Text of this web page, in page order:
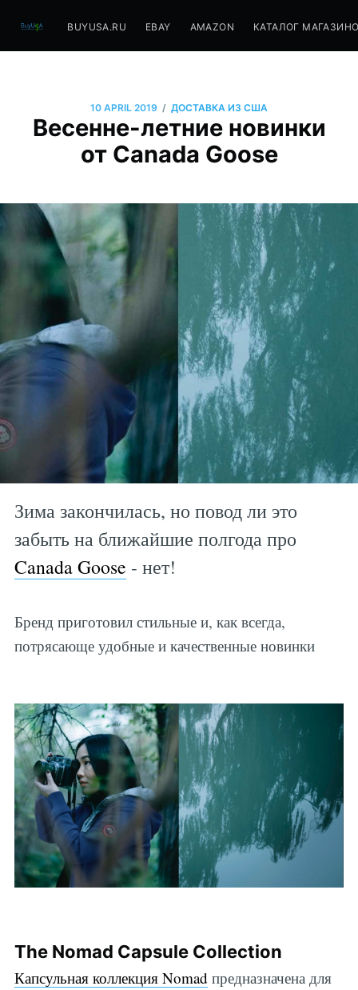
BUYUSA.RU EBAY AMAZON КАТАЛОГ
10 APRIL 2019 / ДОСТАВКА ИЗ США
Весенне-летние новинки
от Canada Goose
Зима закончилась, но повод ли это
забыть на ближайшие полгода про
Canada Goose - нет!
Бренд приготовил стильные и, как всегда,
потрясающе удобные и качественные новинки
The Nomad Capsule Collection
Капсульная коллекция Nomad предназначена для